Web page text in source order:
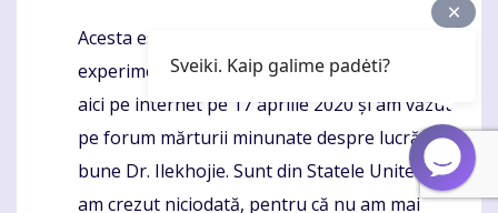
Komentaras
Acesta este cel mai minunat lucru pe care l-am
experimentat vreodată. Am vizitat un forum
aici pe internet pe 17 aprilie 2020 și am văzut
pe forum mărturii minunate despre lucrările
bune Dr. Ilekhojie. Sunt din Statele Unite. Nu
am crezut niciodată, pentru că nu am mai
Sveiki. Kaip galime padėti?